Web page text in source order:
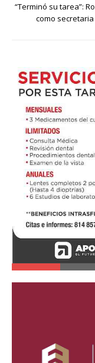
“Terminó su tarea”:
como